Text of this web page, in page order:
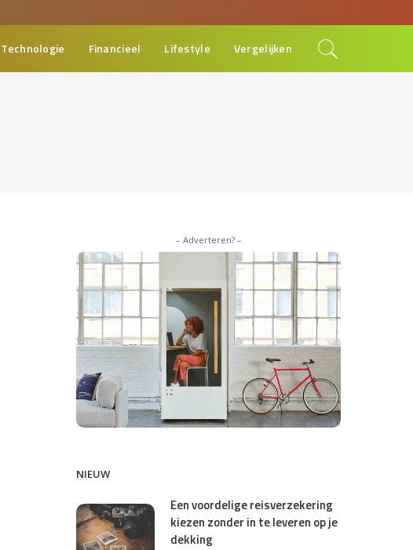
Technologie Financieel Lifestyle Vergelijken
– Adverteren? –
NIEUW
Een voordelige reisverzekering
kiezen zonder in te leveren op je
dekking